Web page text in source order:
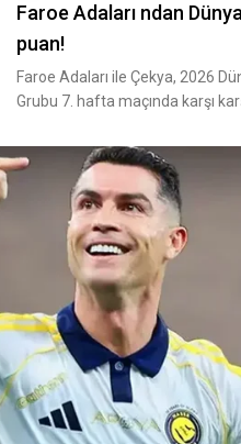
Faroe Adaları ndan
puan!
Faroe Adaları ile Çekya, 2026
Grubu 7. hafta maçında karşı